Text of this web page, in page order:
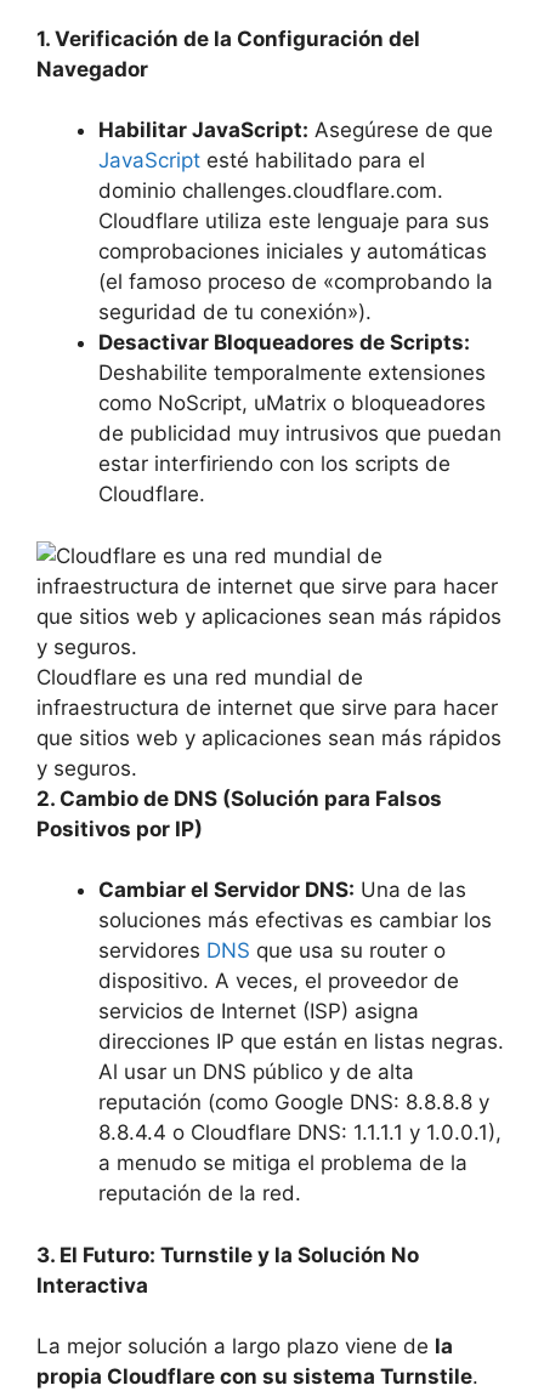
1. Verificación de la Configuración del
Navegador
Habilitar JavaScript: Asegúrese de que
JavaScript esté habilitado para el
dominio challenges.cloudflare.com.
Cloudflare utiliza este lenguaje para sus
comprobaciones iniciales y automáticas
(el famoso proceso de «comprobando la
seguridad de tu conexión»).
Desactivar Bloqueadores de Scripts:
Deshabilite temporalmente extensiones
como NoScript, uMatrix o bloqueadores
de publicidad muy intrusivos que puedan
estar interfiriendo con los scripts de
Cloudflare.
Cloudflare es una red mundial de
infraestructura de internet que sirve para hacer
que sitios web y aplicaciones sean más rápidos
y seguros.
2. Cambio de DNS (Solución para Falsos
Positivos por IP)
Cambiar el Servidor DNS: Una de las
soluciones más efectivas es cambiar los
servidores DNS que usa su router o
dispositivo. A veces, el proveedor de
servicios de Internet (ISP) asigna
direcciones IP que están en listas negras.
Al usar un DNS público y de alta
reputación (como Google DNS: 8.8.8.8 y
8.8.4.4 o Cloudflare DNS: 1.1.1.1 y 1.0.0.1),
a menudo se mitiga el problema de la
reputación de la red.
3. El Futuro: Turnstile y la Solución No
Interactiva
La mejor solución a largo plazo viene de la
propia Cloudflare con su sistema Turnstile.